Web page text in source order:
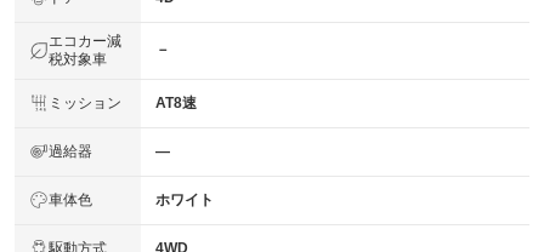
エコカー減
税対象車
－
ミッション AT8速
過給器 ―
車体色 ホワイト
駆動方式 4WD